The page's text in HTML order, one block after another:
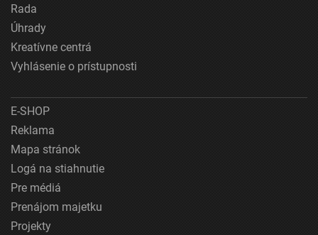
Rada
Úhrady
Kreatívne centrá
Vyhlásenie o prístupnosti
E-SHOP
Reklama
Mapa stránok
Logá na stiahnutie
Pre médiá
Prenájom majetku
Projekty